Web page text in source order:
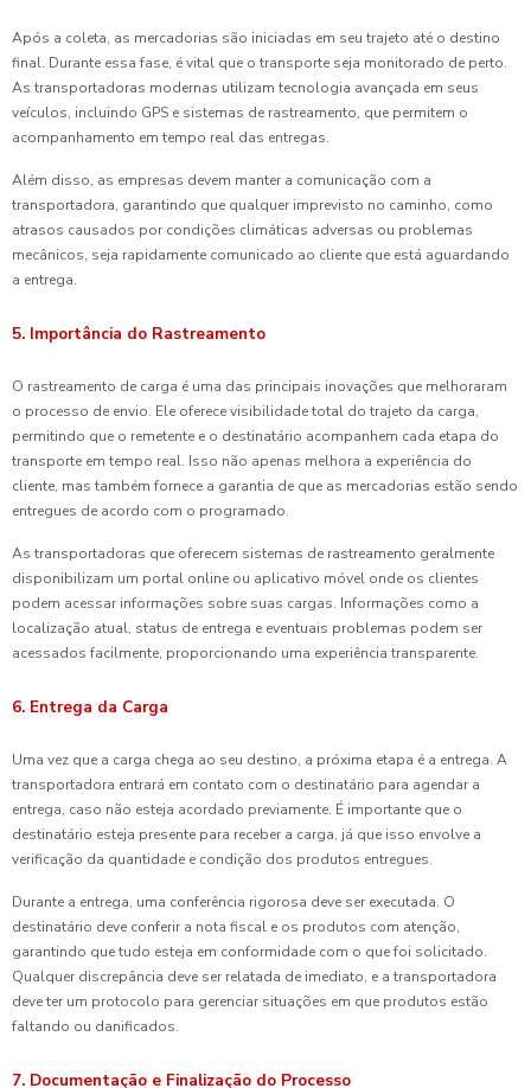
Após a coleta, as mercadorias são iniciadas em seu trajeto até o destino
final. Durante essa fase, é vital que o transporte seja monitorado de perto.
As transportadoras modernas utilizam tecnologia avançada em seus
veículos, incluindo GPS e sistemas de rastreamento, que permitem o
acompanhamento em tempo real das entregas.
Além disso, as empresas devem manter a comunicação com a
transportadora, garantindo que qualquer imprevisto no caminho, como
atrasos causados por condições climáticas adversas ou problemas
mecânicos, seja rapidamente comunicado ao cliente que está aguardando
a entrega.
5. Importância do Rastreamento
O rastreamento de carga é uma das principais inovações que melhoraram
o processo de envio. Ele oferece visibilidade total do trajeto da carga,
permitindo que o remetente e o destinatário acompanhem cada etapa do
transporte em tempo real. Isso não apenas melhora a experiência do
cliente, mas também fornece a garantia de que as mercadorias estão sendo
entregues de acordo com o programado.
As transportadoras que oferecem sistemas de rastreamento geralmente
disponibilizam um portal online ou aplicativo móvel onde os clientes
podem acessar informações sobre suas cargas. Informações como a
localização atual, status de entrega e eventuais problemas podem ser
acessados facilmente, proporcionando uma experiência transparente.
6. Entrega da Carga
Uma vez que a carga chega ao seu destino, a próxima etapa é a entrega. A
transportadora entrará em contato com o destinatário para agendar a
entrega, caso não esteja acordado previamente. É importante que o
destinatário esteja presente para receber a carga, já que isso envolve a
verificação da quantidade e condição dos produtos entregues.
Durante a entrega, uma conferência rigorosa deve ser executada. O
destinatário deve conferir a nota fiscal e os produtos com atenção,
garantindo que tudo esteja em conformidade com o que foi solicitado.
Qualquer discrepância deve ser relatada de imediato, e a transportadora
deve ter um protocolo para gerenciar situações em que produtos estão
faltando ou danificados.
7. Documentação e Finalização do Processo